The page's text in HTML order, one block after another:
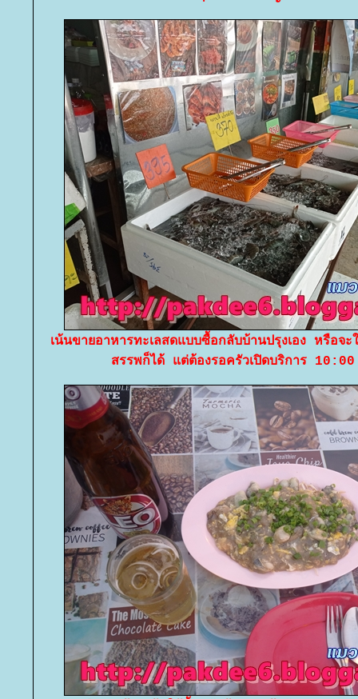
เน้นขายอาหารทะเลสดแบบซื้อกลับบ้านปรุงเอง หรือจ
สรรพก็ได้ แต่ต้องรอครัวเปิดบริการ